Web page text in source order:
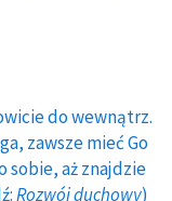
do wewnątrz.
zawsze mieć Go
sobie, aż znajdzie
Rozwój duchowy)